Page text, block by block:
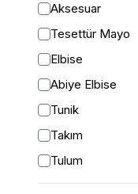
Aksesuar
Tesettür Mayo
Elbise
Abiye Elbise
Tunik
Takım
Tulum
Pantolon